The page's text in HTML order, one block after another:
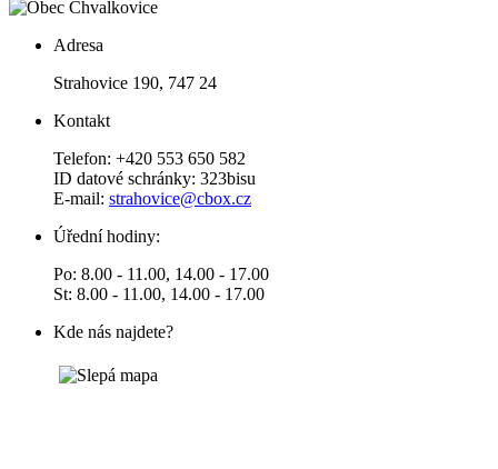
Adresa
Strahovice 190, 747 24
Kontakt
Telefon: +420 553 650 582
ID datové schránky: 323bisu
E-mail: strahovice@cbox.cz
Úřední hodiny:
Po: 8.00 - 11.00, 14.00 - 17.00
St: 8.00 - 11.00, 14.00 - 17.00
Kde nás najdete?